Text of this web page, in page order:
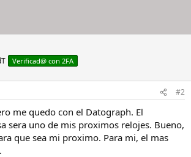
Verificad@ con 2FA
#2
me quedo con el Datograph. El
sera uno de mis proximos relojes. Bueno,
que sea mi proximo. Para mi, el mas